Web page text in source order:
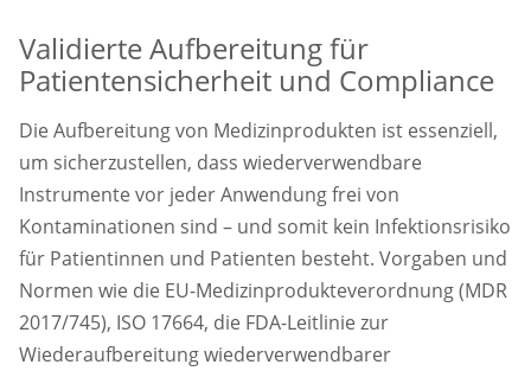
Validierte Aufbereitung für
Patientensicherheit und Compliance
Die Aufbereitung von Medizinprodukten ist essenziell,
um sicherzustellen, dass wiederverwendbare
Instrumente vor jeder Anwendung frei von
Kontaminationen sind – und somit kein Infektionsrisiko
für Patientinnen und Patienten besteht. Vorgaben und
Normen wie die EU-Medizinprodukteverordnung (MDR
2017/745), ISO 17664, die FDA-Leitlinie zur
Wiederaufbereitung wiederverwendbarer